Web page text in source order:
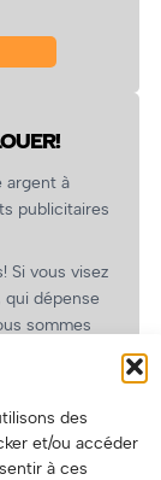
des
et/ou accéder
à ces
argent à
publicitaires
Si vous visez
dépense
sommes
les